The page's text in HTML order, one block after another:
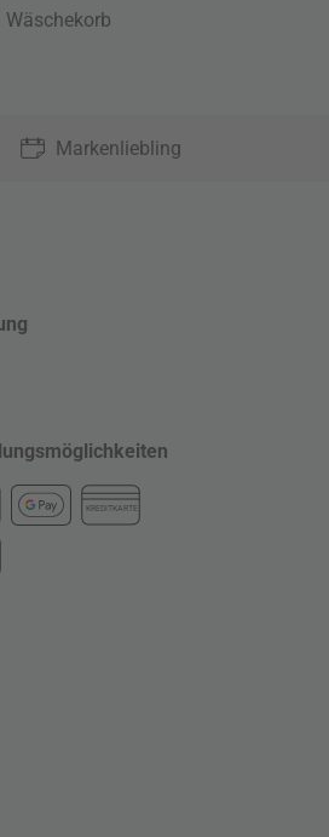
Markenliebling
KREDITKARTE